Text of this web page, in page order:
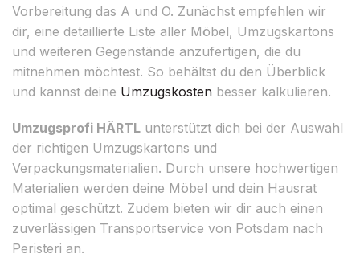
Vorbereitung das A und O. Zunächst empfehlen wir
dir, eine detaillierte Liste aller Möbel, Umzugskartons
und weiteren Gegenstände anzufertigen, die du
mitnehmen möchtest. So behältst du den Überblick
und kannst deine Umzugskosten besser kalkulieren.
Umzugsprofi HÄRTL unterstützt dich bei der Auswahl
der richtigen Umzugskartons und
Verpackungsmaterialien. Durch unsere hochwertigen
Materialien werden deine Möbel und dein Hausrat
optimal geschützt. Zudem bieten wir dir auch einen
zuverlässigen Transportservice von Potsdam nach
Peristeri an.